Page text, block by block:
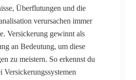
Überflutungen und die
verursachen immer
Versickerung gewinnt als
an Bedeutung, um diese
zu meistern. So erkennst du
Versickerungssystemen